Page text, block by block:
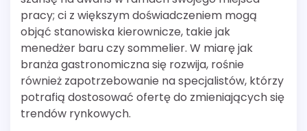
pracy; ci z większym doświadczeniem mogą
objąć stanowiska kierownicze, takie jak
menedżer baru czy sommelier. W miarę jak
branża gastronomiczna się rozwija, rośnie
również zapotrzebowanie na specjalistów, którzy
potrafią dostosować ofertę do zmieniających się
trendów rynkowych.